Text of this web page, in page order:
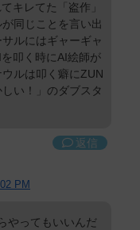
キレてた「盗作」
同じことを言い出
ルにはギャーギャ
叩く時にAI絵師が
ルは叩く癖にZUN
い！」のダブスタ
返信
PM
やってもいいんだ